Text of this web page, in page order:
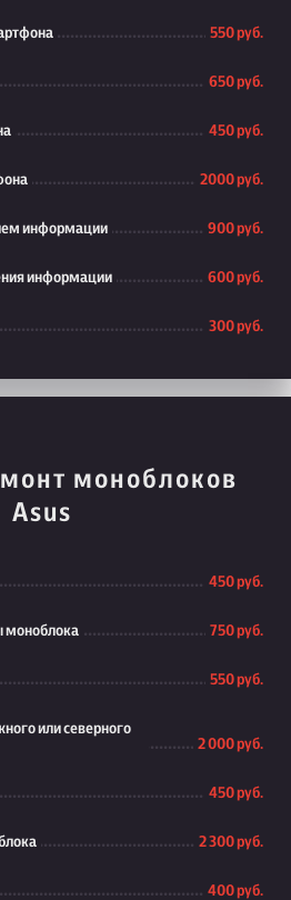
550 руб.
650 руб.
450 руб.
2000 руб.
информации 900 руб.
информации 600 руб.
300 руб.
моноблоков
Asus
450 руб.
моноблока 750 руб.
550 руб.
или северного
2 000 руб.
450 руб.
2 300 руб.
400 руб.